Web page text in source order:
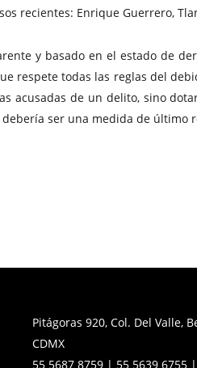
recientes: Enrique Guerrero,
y basado en el estado de
respete todas las reglas del
acusadas de un delito, sino
ser una medida de último
Pitágoras 920, Col. Del Valle,
CDMX
55 5687 8759 | 55 5639 6755